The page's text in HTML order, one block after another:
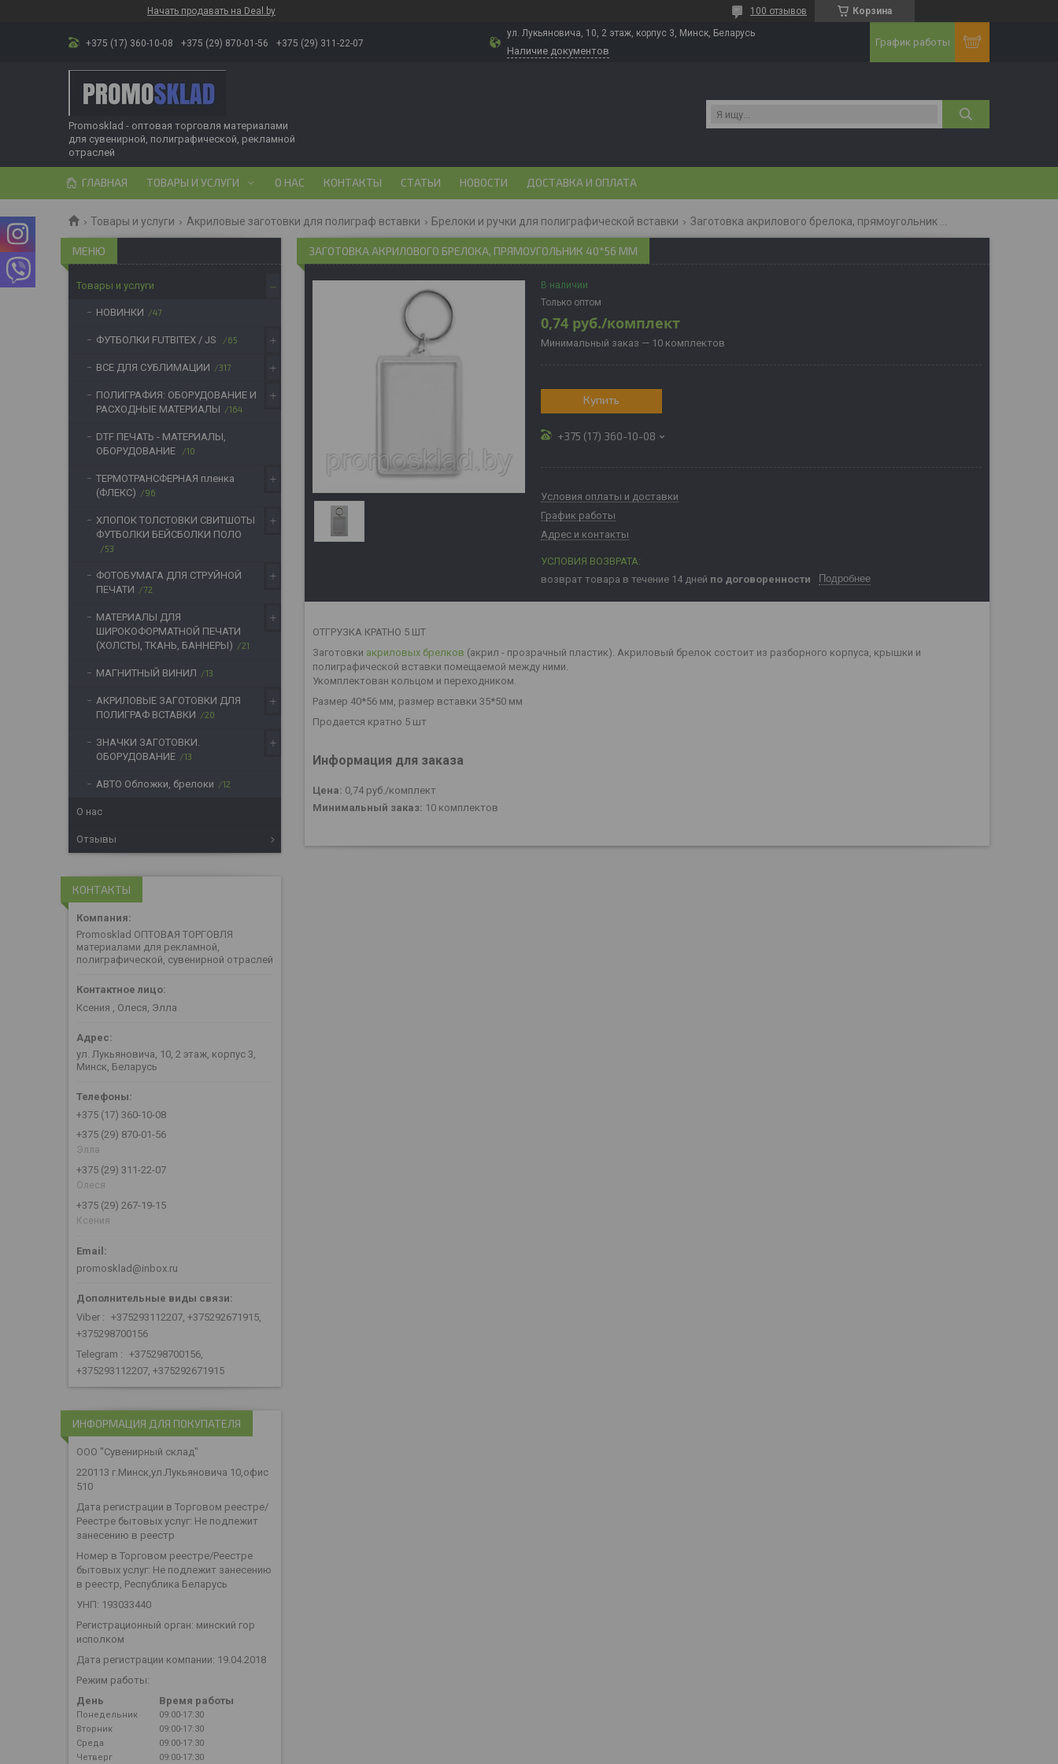
Начать продавать на Deal.by Корзина
100 отзывов
+375 (17) 360-10-08 +375 (29) 870-01-56 +375 (29) 311-22-07
ул. Лукьяновича, 10, 2 этаж, корпус 3, Минск, Беларусь
Наличие документов
График работы
Promosklad - оптовая торговля материалами
для сувенирной, полиграфической, рекламной
отраслей
ГЛАВНАЯ ТОВАРЫ И УСЛУГИ О НАС КОНТАКТЫ СТАТЬИ НОВОСТИ ДОСТАВКА И ОПЛАТА
Товары и услуги Акриловые заготовки для полиграф вставки Брелоки и ручки для полиграфической вставки
ЗАГОТОВКА АКРИЛОВОГО БРЕЛОКА, ПРЯМОУГОЛЬНИК 40*56 ММ
В наличии
Только оптом
0,74 руб./комплект
Минимальный заказ — 10 комплектов
Купить
+375 (17) 360-10-08
Условия оплаты и доставки
График работы
Адрес и контакты
возврат товара в течение 14 дней по договоренности Подробнее
ОТГРУЗКА КРАТНО 5 ШТ
Заготовки акриловых брелков (акрил - прозрачный пластик). Акриловый брелок состоит из разборного корпуса, крышки и
полиграфической вставки помещаемой между ними.
Укомплектован кольцом и переходником.
Размер 40*56 мм, размер вставки 35*50 мм
Продается кратно 5 шт
Информация для заказа
Цена: 0,74 руб. /комплект
Минимальный заказ: 10 комплектов
Товары и услуги
НОВИНКИ 47
ФУТБОЛКИ FUTBITEX / JS 65
ВСЕ ДЛЯ СУБЛИМАЦИИ 317
ПОЛИГРАФИЯ: ОБОРУДОВАНИЕ И
РАСХОДНЫЕ МАТЕРИАЛЫ
164
DTF ПЕЧАТЬ - МАТЕРИАЛЫ,
ОБОРУДОВАНИЕ
10
ТЕРМОТРАНСФЕРНАЯ пленка
(ФЛЕКС)
96
ХЛОПОК ТОЛСТОВКИ СВИТШОТЫ
ФУТБОЛКИ БЕЙСБОЛКИ ПОЛО
53
ФОТОБУМАГА ДЛЯ СТРУЙНОЙ
ПЕЧАТИ
72
МАТЕРИАЛЫ ДЛЯ
ШИРОКОФОРМАТНОЙ ПЕЧАТИ
(ХОЛСТЫ, ТКАНЬ, БАННЕРЫ)
21
МАГНИТНЫЙ ВИНИЛ 13
АКРИЛОВЫЕ ЗАГОТОВКИ ДЛЯ
ПОЛИГРАФ ВСТАВКИ
20
ЗНАЧКИ ЗАГОТОВКИ.
ОБОРУДОВАНИЕ
13
АВТО Обложки, брелоки 12
О нас
Отзывы
КОНТАКТЫ
Promosklad ОПТОВАЯ ТОРГОВЛЯ
материалами для рекламной,
полиграфической, сувенирной отраслей
Ксения , Олеся, Элла
ул. Лукьяновича, 10, 2 этаж, корпус 3,
Минск, Беларусь
+375 (17) 360-10-08
+375 (29) 870-01-56
Элла
+375 (29) 311-22-07
Олеся
+375 (29) 267-19-15
Ксения
promosklad@inbox.ru
Viber
+375293112207, +375292671915,
+375298700156
Telegram
+375298700156,
+375293112207, +375292671915
ИНФОРМАЦИЯ ДЛЯ ПОКУПАТЕЛЯ
ООО "Сувенирный склад"
220113 г.Минск,ул.Лукьяновича 10,офис
510
Дата регистрации в Торговом реестре/
Реестре бытовых услуг: Не подлежит
занесению в реестр
Номер в Торговом реестре/Реестре
бытовых услуг: Не подлежит занесению
в реестр, Республика Беларусь
УНП: 193033440
Регистрационный орган: минский гор
исполком
Дата регистрации компании: 19.04.2018
Режим работы:
День
Время работы
Понедельник
09:00-17:30
Вторник
09:00-17:30
Среда
09:00-17:30
Четверг
09:00-17:30